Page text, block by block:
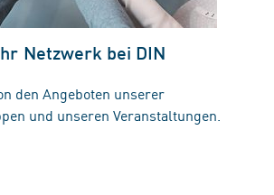
Netzwerk bei DIN
den Angeboten unserer
und unseren Veranstaltungen.